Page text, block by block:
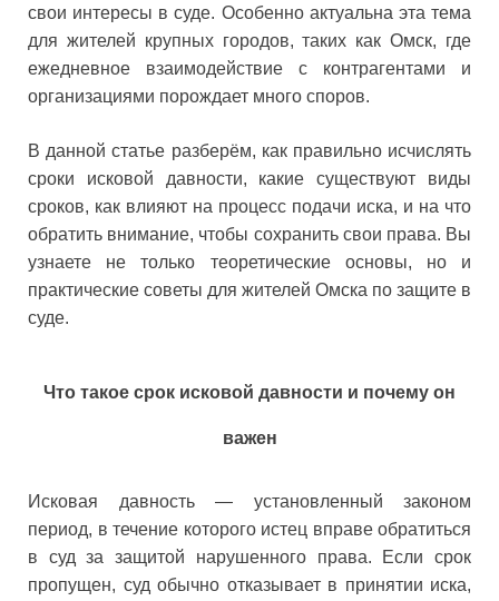
свои интересы в суде. Особенно актуальна эта тема
для жителей крупных городов, таких как Омск, где
ежедневное взаимодействие с контрагентами и
организациями порождает много споров.
В данной статье разберём, как правильно исчислять
сроки исковой давности, какие существуют виды
сроков, как влияют на процесс подачи иска, и на что
обратить внимание, чтобы сохранить свои права. Вы
узнаете не только теоретические основы, но и
практические советы для жителей Омска по защите в
суде.
Что такое срок исковой давности и почему он
важен
Исковая давность — установленный законом
период, в течение которого истец вправе обратиться
в суд за защитой нарушенного права. Если срок
пропущен, суд обычно отказывает в принятии иска,